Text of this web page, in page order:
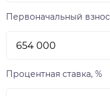
Первоначальный
Процентная ставка, %